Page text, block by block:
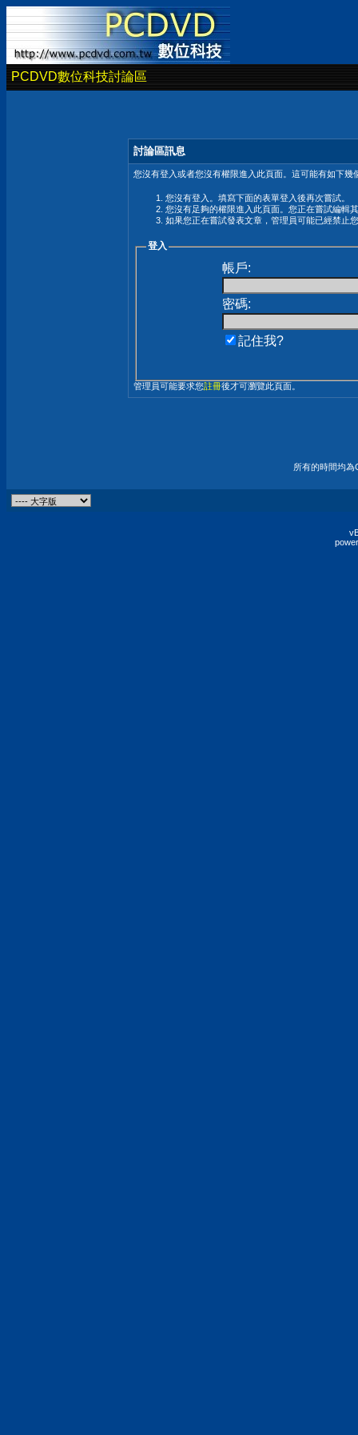
PCDVD數位科技討論區
討論區訊息
您沒有登入或者您沒有權限進入此頁面。這可能有如下幾
您沒有登入。填寫下面的表單登入後再次嘗試。
您沒有足夠的權限進入此頁面。您正在嘗試編輯
如果您正在嘗試發表文章，管理員可能已經禁止
登入
帳戶:
密碼:
記住我?
管理員可能要求您註冊後才可瀏覽此頁面。
所有的時間均為